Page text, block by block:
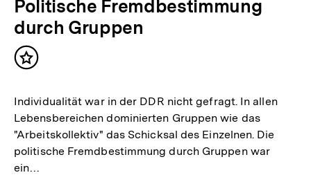
Politische Fremdbestimmung
durch Gruppen
Inhalt
Individualität war in der DDR nicht gefragt. In allen
Lebensbereichen dominierten Gruppen wie das
"Arbeitskollektiv" das Schicksal des Einzelnen. Die
politische Fremdbestimmung durch Gruppen war
ein…